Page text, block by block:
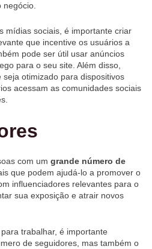
negócio.
mídias sociais, é importante criar
que incentive os usuários a
pode ser útil usar anúncios
para o seu site. Além disso,
otimizado para dispositivos
acessam as comunidades sociais
com um grande número de
que podem ajudá-lo a promover o
influenciadores relevantes para o
sua exposição e atrair novos
trabalhar, é importante
de seguidores, mas também o